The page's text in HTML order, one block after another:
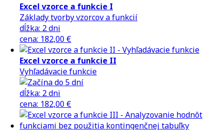
Excel vzorce a funkcie I
Základy tvorby vzorcov a funkcií
dĺžka: 2 dni
cena: 182,00 €
Excel vzorce a funkcie II
Vyhľadávacie funkcie
dĺžka: 2 dni
cena: 182,00 €